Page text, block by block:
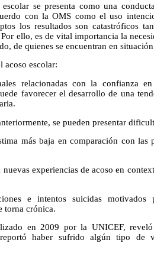
se presenta como una
con la OMS como el uso
los resultados son catastróficos
ello, es de vital importancia la
de quienes se encuentran en
acoso escolar:
relacionadas con la confianza
favorecer el desarrollo de una
se pueden presentar
más baja en comparación con
nuevas experiencias de acoso en
e intentos suicidas
torna crónica.
en 2009 por la UNICEF,
reportó haber sufrido algún tipo